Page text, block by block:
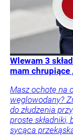
Wlewam 3
mam chrupiące
Masz ochotę na
węglowodany?
do złudzenia
proste składniki,
sycąca